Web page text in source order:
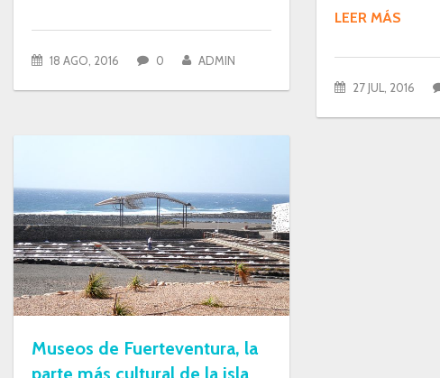
18 AGO, 2016 0 ADMIN
LEER MÁS
27 JUL, 2016
Museos de Fuerteventura, la
parte más cultural de la isla